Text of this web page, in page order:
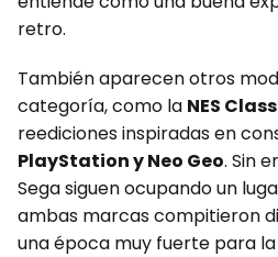
retro.
También aparecen otros
categoría, como la NES
reediciones inspiradas en
PlayStation y Neo Geo. Sin
Sega siguen ocupando un
ambas marcas compitieron
una época muy fuerte para la